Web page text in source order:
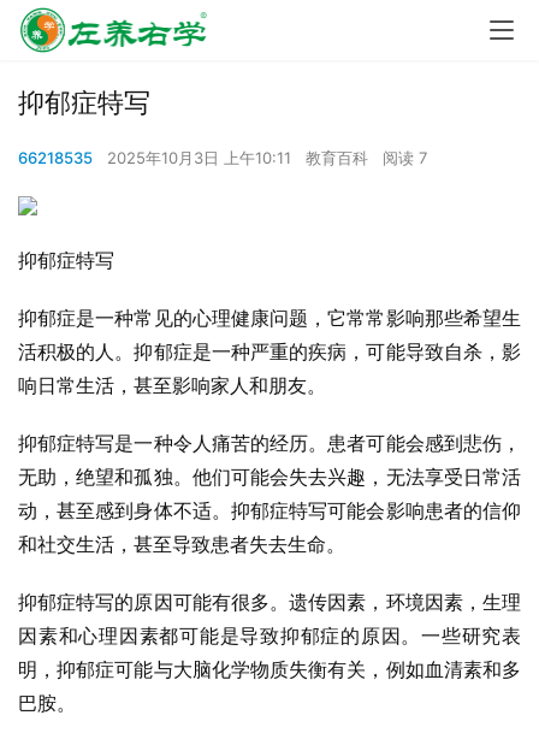
抑郁症特写
66218535 2025年10月3日 上午10:11 教育百科 阅读 7
抑郁症特写
抑郁症是一种常见的心理健康问题，它常常影响那些希望生
活积极的人。抑郁症是一种严重的疾病，可能导致自杀，影
响日常生活，甚至影响家人和朋友。
抑郁症特写是一种令人痛苦的经历。患者可能会感到悲伤，
无助，绝望和孤独。他们可能会失去兴趣，无法享受日常活
动，甚至感到身体不适。抑郁症特写可能会影响患者的信仰
和社交生活，甚至导致患者失去生命。
抑郁症特写的原因可能有很多。遗传因素，环境因素，生理
因素和心理因素都可能是导致抑郁症的原因。一些研究表
明，抑郁症可能与大脑化学物质失衡有关，例如血清素和多
巴胺。